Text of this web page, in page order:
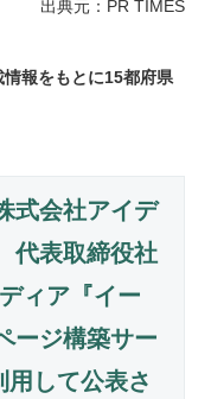
出典元：PR TIMES
報をもとに15都府県
式会社アイデ
代表取締役社
ィア『イー
ージ構築サー
用して公表さ